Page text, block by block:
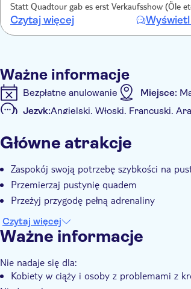
Statt Quadtour gab es erst Verkaufsshow (Öle
und Guide waren dann wenigstens gut.
Travco Group wollte uns Fotos der Tour
schlechtes Preis-/ Leidtungsverhältnis
Czytaj więcej Wyświetl
Ważne informacje
Bezpłatne anulowanie Miejsce:
Język:Angielski, Włoski, Francuski,
Natychmiastowe potwierdzenie
Lokalny charakter
E-Voucher
Główne atrakcje
Zaspokój swoją potrzebę szybkości na
Przemierzaj pustynię quadem
Przeżyj przygodę pełną adrenaliny
Czytaj więcej
Ważne informacje
Nie nadaje się dla:
Kobiety w ciąży i osoby z problemami z